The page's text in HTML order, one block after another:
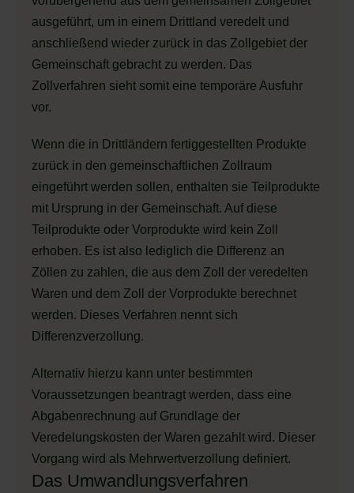
ausgeführt, um in einem Drittland veredelt und
anschließend wieder zurück in das Zollgebiet der
Gemeinschaft gebracht zu werden. Das
Zollverfahren sieht somit eine temporäre Ausfuhr
vor.
Wenn die in Drittländern fertiggestellten Produkte
zurück in den gemeinschaftlichen Zollraum
eingeführt werden sollen, enthalten sie Teilprodukte
mit Ursprung in der Gemeinschaft. Auf diese
Teilprodukte oder Vorprodukte wird kein Zoll
erhoben. Es ist also lediglich die Differenz an
Zöllen zu zahlen, die aus dem Zoll der veredelten
Waren und dem Zoll der Vorprodukte berechnet
werden. Dieses Verfahren nennt sich
Differenzverzollung.
Alternativ hierzu kann unter bestimmten
Voraussetzungen beantragt werden, dass eine
Abgabenrechnung auf Grundlage der
Veredelungskosten der Waren gezahlt wird. Dieser
Vorgang wird als Mehrwertverzollung definiert.
Das Umwandlungsverfahren